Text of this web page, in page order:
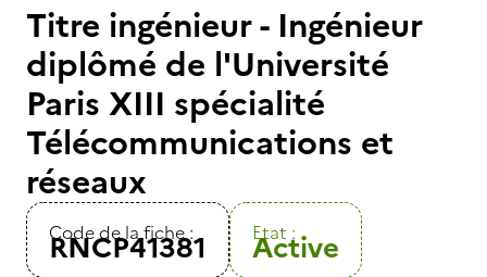
Titre ingénieur - Ingénieur
diplômé de l'Université
Paris XIII spécialité
Télécommunications et
réseaux
Code de la fiche :
RNCP41381 Etat :
Active